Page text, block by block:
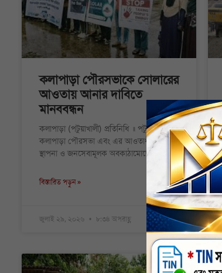
কলাপাড়া পৌরসভাকে সোলারের
আওতায় আনার দাবিতে
মানববন্ধন
কলাপাড়া (পটুয়াখালী) প্রতিনিধি ॥ পটুয়াখালীর
কলাপাড়া পৌরসভা এবং এর আওতাধীন সকল
স্থাপনা ও জনসেবামূলক অবকাঠামোতে
বিস্তারিত পড়ুন »
জুলাই ২৯, ২০২৬ ৮:৩৪ অপরাহ্ণ
কৃষি